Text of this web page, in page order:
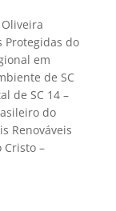
Protegidas do
em
de SC
de SC 14 –
do
Renováveis
Cristo –